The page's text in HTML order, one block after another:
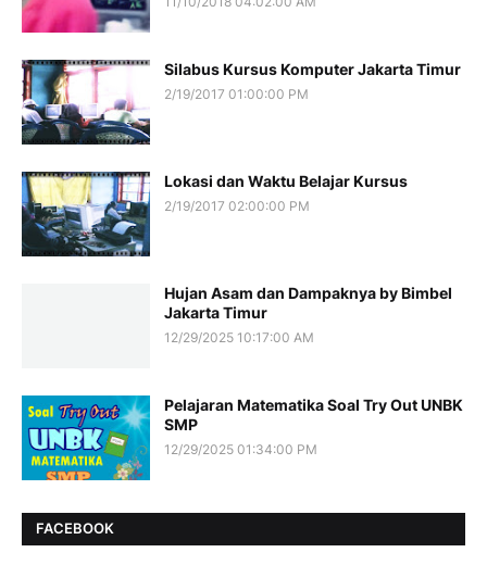
Silabus Kursus Komputer Jakarta Timur
2/19/2017 01:00:00 PM
Lokasi dan Waktu Belajar Kursus
2/19/2017 02:00:00 PM
Hujan Asam dan Dampaknya by Bimbel
Jakarta Timur
12/29/2025 10:17:00 AM
Pelajaran Matematika Soal Try Out UNBK
SMP
12/29/2025 01:34:00 PM
FACEBOOK